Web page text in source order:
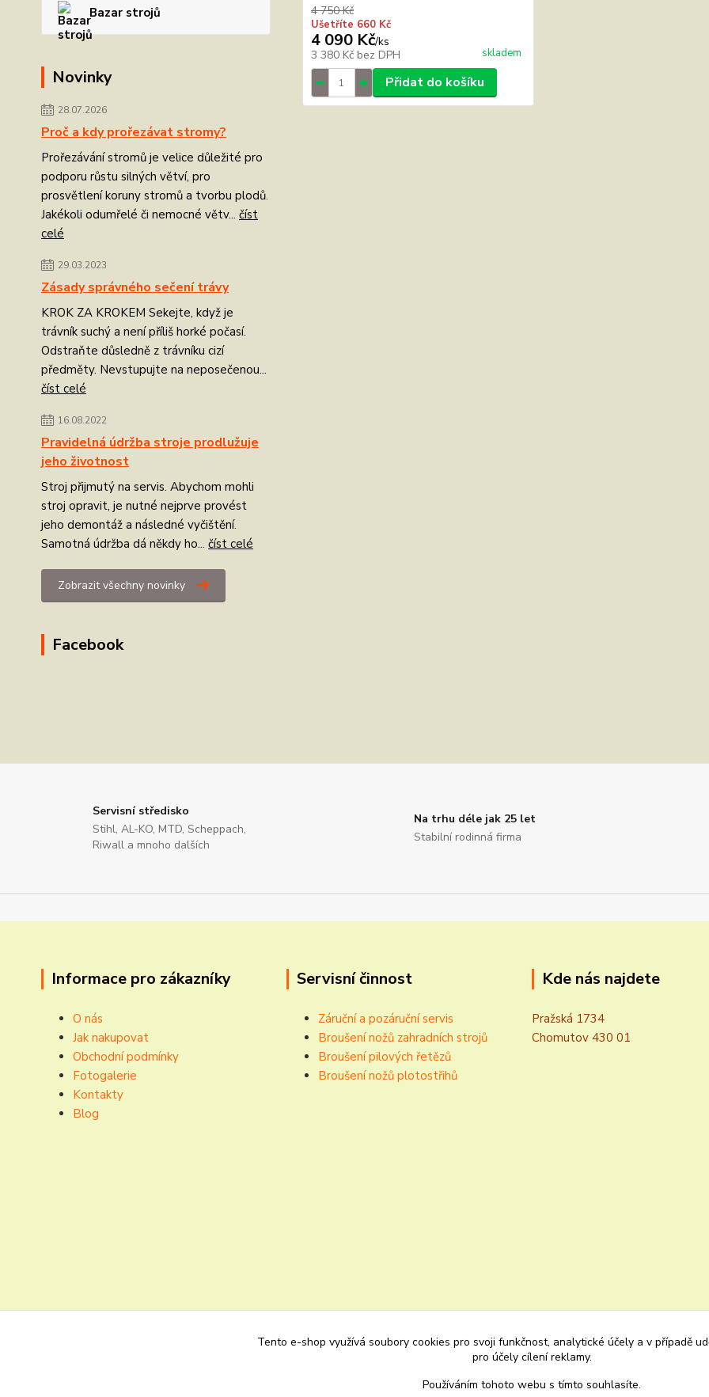
Bazar strojů
Novinky
28.07.2026
Proč a kdy prořezávat stromy?
Prořezávání stromů je velice důležité pro
podporu růstu silných větví, pro
prosvětlení koruny stromů a tvorbu plodů.
Jakékoli odumřelé či nemocné větv... číst
celé
29.03.2023
Zásady správného sečení trávy
KROK ZA KROKEM Sekejte, když je
trávník suchý a není příliš horké počasí.
Odstraňte důsledně z trávníku cizí
předměty. Nevstupujte na neposečenou...
číst celé
16.08.2022
Pravidelná údržba stroje prodlužuje
jeho životnost
Stroj přijmutý na servis. Abychom mohli
stroj opravit, je nutné nejprve provést
jeho demontáž a následné vyčištění.
Samotná údržba dá někdy ho... číst celé
Zobrazit všechny novinky
Facebook
4 750 Kč
Ušetříte 660 Kč
4 090 Kč/ks
3 380 Kč bez DPH skladem
Přidat do košíku
Servisní středisko
Stihl, AL-KO, MTD, Scheppach,
Riwall a mnoho dalších
Na trhu déle jak 25 let
Stabilní rodinná firma
Informace pro zákazníky
O nás
Jak nakupovat
Obchodní podmínky
Fotogalerie
Kontakty
Blog
Servisní činnost
Záruční a pozáruční servis
Broušení nožů zahradních strojů
Broušení pilových řetězů
Broušení nožů plotostřihů
Kde nás najdete
Pražská 1734
Chomutov 430 01
Tento e-shop využívá soubory cookies pro svoji funkčnost, analytické účely a v případě
pro účely cílení reklamy.
Používáním tohoto webu s tímto souhlasíte.